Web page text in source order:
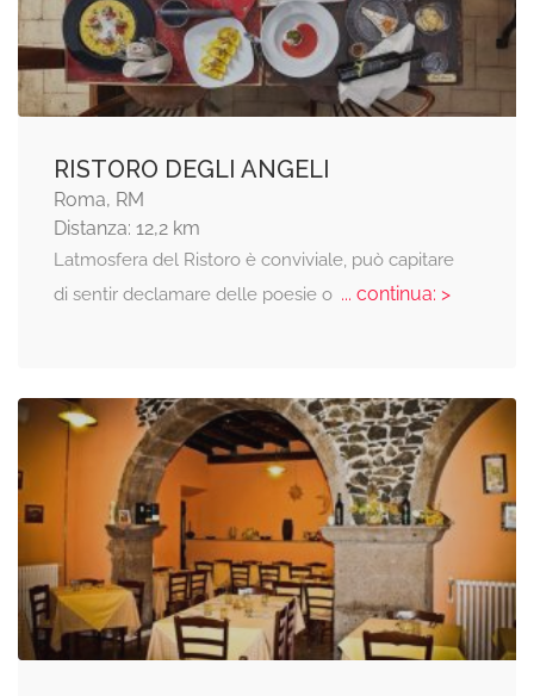
RISTORO DEGLI ANGELI
Roma, RM
Distanza: 12,2 km
Latmosfera del Ristoro è conviviale, può capitare
di sentir declamare delle poesie o... continua: >